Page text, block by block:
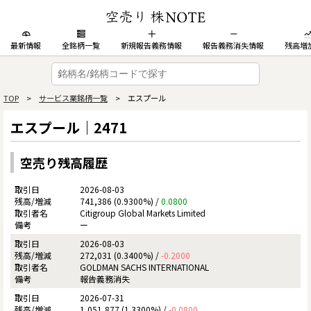
最新情報 全銘柄一覧 新規報告義務情報 報告義務消失情報 残高増
TOP > サービス業銘柄一覧 > エスプール
エスプール｜2471
空売り残高履歴
2026-08-03
741,386 (0.9300%) /0.0800
Citigroup Global Markets Limited
ー
2026-08-03
272,031 (0.3400%) /-0.2000
GOLDMAN SACHS INTERNATIONAL
報告義務消失
2026-07-31